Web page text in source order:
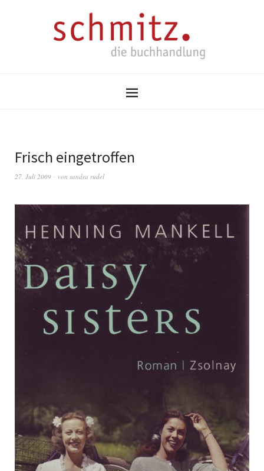
Frisch eingetroffen
27. Juli 2009 von sandra rudel